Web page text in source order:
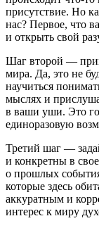
присутствие. Но
нас? Первое, что
и открыть свой
Шаг второй —
мира. Да, это не
научиться
мыслях и
в ваши уши. Это
единоразовую
Третий шаг —
и конкретны в
о прошлых
которые здесь
аккуратным и
интерес к миру